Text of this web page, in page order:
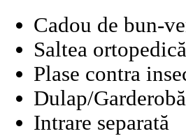
Cadou de bun-
Saltea ortopedică
Plase contra
Dulap/Garderobă
Intrare separată